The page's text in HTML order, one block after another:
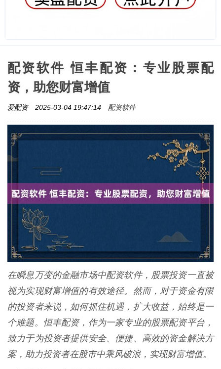
配资软件 恒丰配资：专业股票配
资，助您财富增值
爱配资 2025-03-04 19:47:14 配资软件
在瞬息万变的金融市场中配资软件，股票投资一直被
视为实现财富增值的有效途径。然而，对于资金有限
的投资者来说，如何抓住机遇，扩大收益，始终是一
个难题。恒丰配资，作为一家专业的股票配资平台，
致力于为投资者提供安全、便捷、高效的资金解决方
案，助力投资者在股市中乘风破浪，实现财富增值。